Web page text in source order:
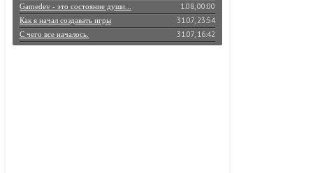
Gamedev - это состояние души... 1.08, 00:00
Как я начал создавать игры 31.07, 23:54
С чего все началось. 31.07, 16:42
Большое путешествие в мир игростроя 30.07, 23:59